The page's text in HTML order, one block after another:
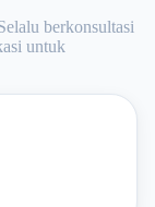
berkonsultasi
untuk